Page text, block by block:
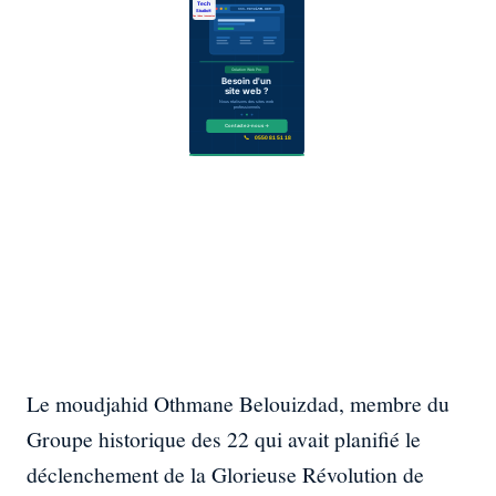
Le moudjahid Othmane Belouizdad, membre du
Groupe historique des 22 qui avait planifié le
déclenchement de la Glorieuse Révolution de